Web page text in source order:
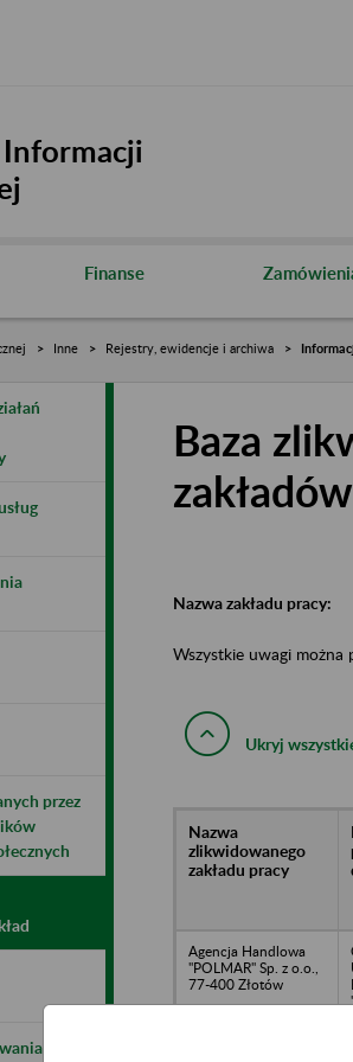
Finanse
Inne Rejestry, ewidencje i archiwa
przez
do
Baza
Nazwa zakładu pracy:
Wszystkie uwagi można
Ukryj
Nazwa
zlikwidowanego
zakładu pracy
Agencja Handlowa
"POLMAR" Sp. z o.o.,
77-400 Złotów